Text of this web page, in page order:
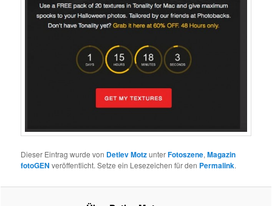
Dieser Eintrag wurde von Detlev MotzunterFotoszene,Magazin
fotoGEN veröffentlicht. Setze ein Lesezeichen für den Permalink.